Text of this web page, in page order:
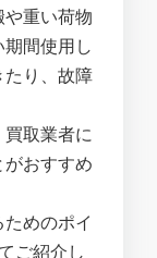
重い荷物
間使用し
り、故障
取業者に
おすすめ
めのポイ
ご紹介し